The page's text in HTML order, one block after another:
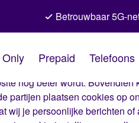
De cookies van
gebruiken cookies op onze
nog beter wordt. Bovendien
partijen plaatsen cookies op
wij je persoonlijke berichten
Betrouwbaar 5G-
Prepaid Telefoons